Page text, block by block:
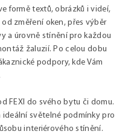
formě textů, obrázků i videí,
změření oken, přes výběr
a úrovně stínění pro každou
žaluzií. Po celou dobu
podpory, kde Vám
FEXI do svého bytu či domu.
světelné podmínky pro
interiérového stínění.